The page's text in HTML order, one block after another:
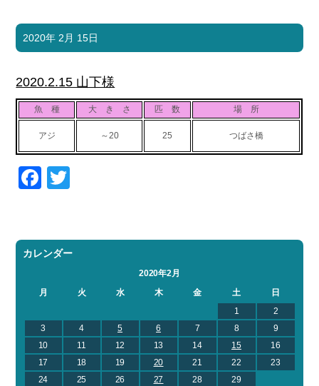
2020年 2月 15日
2020.2.15 山下様
魚 種 大 き さ 匹 数 場 所
アジ ～20 25 つばさ橋
Facebook
カレンダー
2020年2月
月
火 水 木 金 土
日
1
2
3
4 5 6 7 8
9
10
11 12 13 14 15
16
17
18 19 20 21 22
23
24
25 26 27 28
29